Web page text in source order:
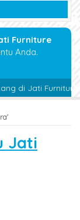
Furniture
Anda.
di Jati Furniture
Jati